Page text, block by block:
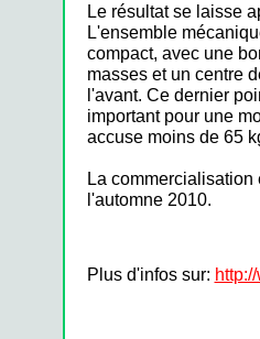
Le résultat se laisse
L'ensemble
compact, avec une
masses et un centre
l'avant. Ce dernier
important pour une
accuse moins de 65
La commercialisation
l'automne 2010.
Plus d'infos sur: